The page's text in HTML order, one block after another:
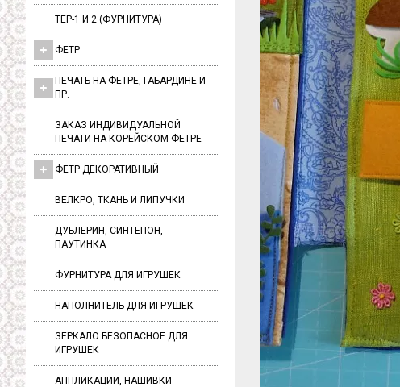
ТЕР-1 И 2 (ФУРНИТУРА)
ФЕТР
ПЕЧАТЬ НА ФЕТРЕ, ГАБАРДИНЕ И
ПР.
ЗАКАЗ ИНДИВИДУАЛЬНОЙ
ПЕЧАТИ НА КОРЕЙСКОМ ФЕТРЕ
ФЕТР ДЕКОРАТИВНЫЙ
ВЕЛКРО, ТКАНЬ И ЛИПУЧКИ
ДУБЛЕРИН, СИНТЕПОН,
ПАУТИНКА
ФУРНИТУРА ДЛЯ ИГРУШЕК
НАПОЛНИТЕЛЬ ДЛЯ ИГРУШЕК
ЗЕРКАЛО БЕЗОПАСНОЕ ДЛЯ
ИГРУШЕК
АППЛИКАЦИИ, НАШИВКИ